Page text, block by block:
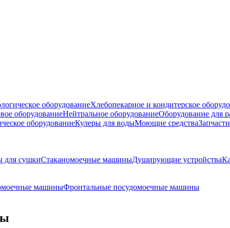
оборудованиеХлебопекарное и кондитерское
оборудованиеНейтральное оборудованиеОборудование для
оборудованиеКулеры для водыМоющие средстваЗапчасти
сушкиСтаканомоечные машиныДуширующие устройства
машиныФронтальные посудомоечные машины